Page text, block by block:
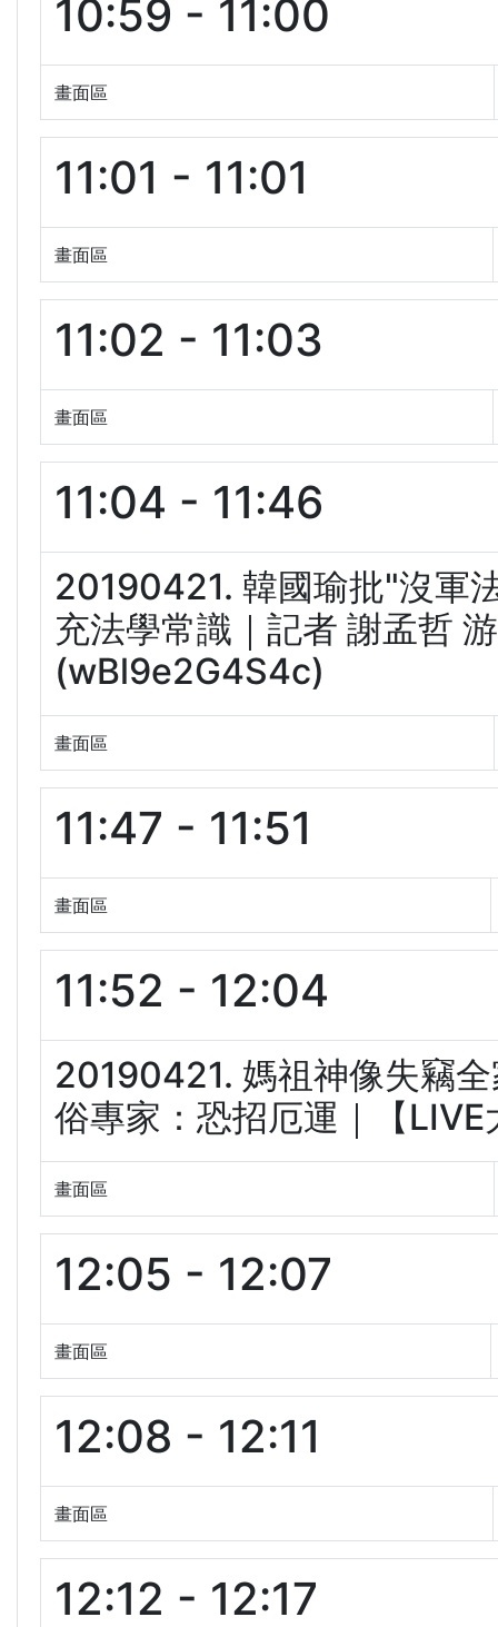
10:59 - 11:00
畫面區
11:01 - 11:01
畫面區
11:02 - 11:03
畫面區
11:04 - 11:46
20190421. 韓國瑜批"沒軍
充法學常識｜記者 謝孟哲
(wBl9e2G4S4c)
畫面區
11:47 - 11:51
畫面區
11:52 - 12:04
20190421. 媽祖神像失竊
俗專家：恐招厄運｜【
畫面區
12:05 - 12:07
畫面區
12:08 - 12:11
畫面區
12:12 - 12:17